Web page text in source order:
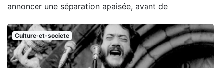
annoncer une séparation apaisée, avant de
Culture-et-societe